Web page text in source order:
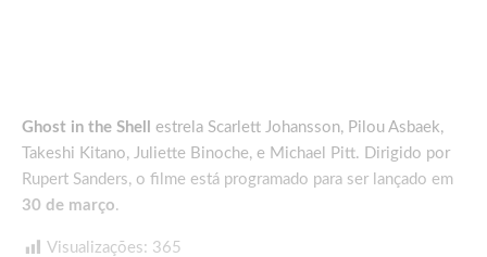
Ghost in the Shell
estrela Scarlett Johansson, Pilou Asbaek,
Takeshi Kitano, Juliette Binoche, e Michael Pitt. Dirigido por
Rupert Sanders, o filme está programado para ser lançado em
30 de março.
Visualizações: 365